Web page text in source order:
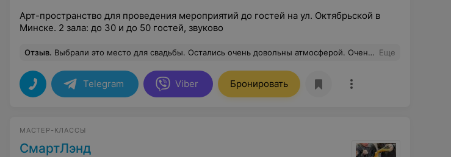
Арт-пространство для проведения мероприятий до гостей на ул. Октябрьской в
Минске. 2 зала: до 30 и до 50 гостей, звуково
Отзыв. Выбрали это место для свадьбы. Остались очень довольны атмосферой. Очень красиво, много плюшек и всё за небольшие деньги☺️ Еще
Telegram Viber Бронировать
МАСТЕР-КЛАССЫ
СмартЛэнд